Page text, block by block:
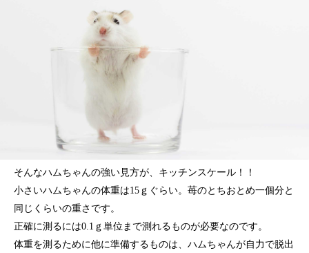
そんなハムちゃんの強い見方が、キッチンスケール！！
小さいハムちゃんの体重は15ｇぐらい。苺のとちおとめ一個分と
同じくらいの重さです。
正確に測るには0.1ｇ単位まで測れるものが必要なのです。
体重を測るために他に準備するものは、ハムちゃんが自力で脱出